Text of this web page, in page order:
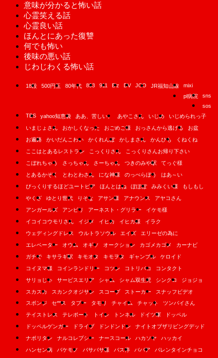
意味が分かると怖い話
心霊笑える話
心霊良い話
ほんとにあった復讐
何でも怖い
後味の悪い話
じわじわくる怖い話
18段 500円玉 80年代 893 911 B'z DV JCO JR福知山線
mixi
pl病院
sns
sos
TBS
yahoo知恵袋 ああ、苦しい。 あやこさん いじめ
いじめられっ子
いまじょさん
おかしくなった おごめご様 おっさんから逃げる
お盆
お遍路
かいだんこわい かくれんぼ かしまさん かんひも
くねくね
ここはとあるレストラン
こっくりさん
こっくりさんお帰り下さい
こぼれちゃう
さっちゃん さーちゃん つきのみや駅
てっぐ様
とあるかぞく
とわとわさん にな神様 のっぺらぼう
はあ～い
びっくりするほどユートピア
ほんとはね ぽぽぽ みみくい様
もしもし
やくざ
ゆとり世代 りそな アサン様 アナウンス
アヤコさん
アンガールズ
アンビリ アーネスト・グリラー
イケモ様
イコイコウモリさん
イジメ イヒカ イヒカ様
イラク
ウェディングドレス
ウルトラソウル エイズ
エリーゼの為に
エレベーター
オウム オギソ オークション カゴメカゴメ
カーナビ
ガチで
キサラギ駅 キモオタ キモヲタ ギャンブル
ケロイド
コイヌマ様
コインランドリー コツン コトリバコ
コンタクト
サリョじゃ
サービスエリア シャム シャム双生児 シンクロ
ジョジョ
スカスカ
スカンクオジサン スコープ ストーカー
スナッフビデオ
スポンジ
セ**ス タブー タモリ チャイム チャット
ツンバイさん
テイストレス
テレポート トイレ トンネル ドイツ軍
ドッペル
ドッペルゲンガー
ドライブ ドンドンドン
ナイトオブザリビングデッド
ナポリタン
ナルコレプシー ナースコール ハカソヤ
ハッカイ
ハンセン病
バケモノ バサバサ様 バス停 ババア
バレンタインチョコ